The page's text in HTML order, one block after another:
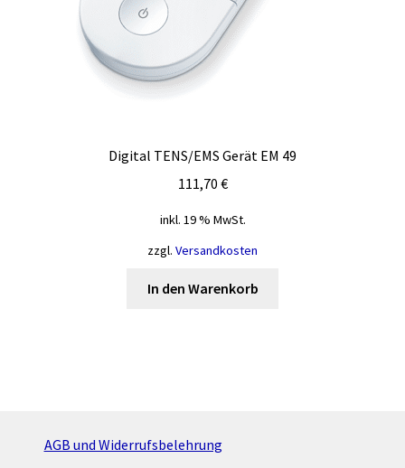
Digital TENS/EMS Gerät EM 49
111,70 €
inkl. 19 % MwSt.
zzgl. Versandkosten
In den Warenkorb
AGB und Widerrufsbelehrung